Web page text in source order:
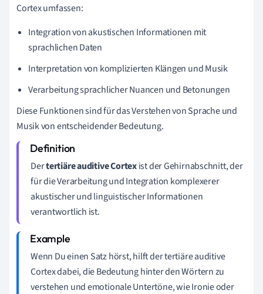
Cortex umfassen:
Integration von akustischen Informationen mit
sprachlichen Daten
Interpretation von komplizierten Klängen und Musik
Verarbeitung sprachlicher Nuancen und Betonungen
Diese Funktionen sind für das Verstehen von Sprache und
Musik von entscheidender Bedeutung.
Dertertiäre auditive Cortexist der Gehirnabschnitt, der
für die Verarbeitung und Integration komplexerer
akustischer und linguistischer Informationen
verantwortlich ist.
Wenn Du einen Satz hörst, hilft der tertiäre auditive
Cortex dabei, die Bedeutung hinter den Wörtern zu
verstehen und emotionale Untertöne, wie Ironie oder